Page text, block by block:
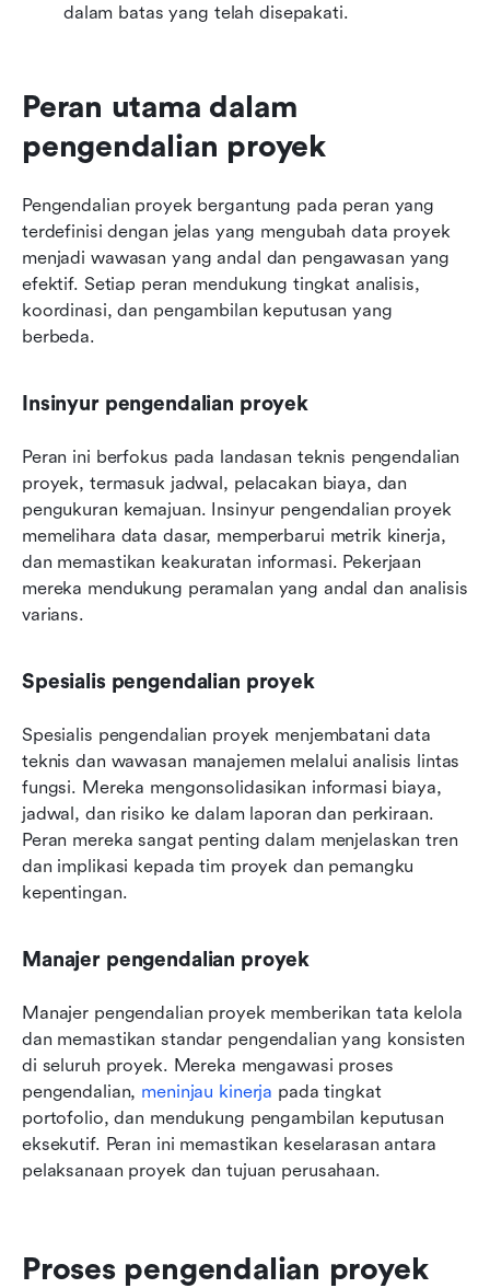
dalam batas yang telah disepakati.
Peran utama dalam
pengendalian proyek
Pengendalian proyek bergantung pada peran yang
terdefinisi dengan jelas yang mengubah data proyek
menjadi wawasan yang andal dan pengawasan yang
efektif. Setiap peran mendukung tingkat analisis,
koordinasi, dan pengambilan keputusan yang
berbeda.
Insinyur pengendalian proyek
Peran ini berfokus pada landasan teknis pengendalian
proyek, termasuk jadwal, pelacakan biaya, dan
pengukuran kemajuan. Insinyur pengendalian proyek
memelihara data dasar, memperbarui metrik kinerja,
dan memastikan keakuratan informasi. Pekerjaan
mereka mendukung peramalan yang andal dan analisis
varians.
Spesialis pengendalian proyek
Spesialis pengendalian proyek menjembatani data
teknis dan wawasan manajemen melalui analisis lintas
fungsi. Mereka mengonsolidasikan informasi biaya,
jadwal, dan risiko ke dalam laporan dan perkiraan.
Peran mereka sangat penting dalam menjelaskan tren
dan implikasi kepada tim proyek dan pemangku
kepentingan.
Manajer pengendalian proyek
Manajer pengendalian proyek memberikan tata kelola
dan memastikan standar pengendalian yang konsisten
di seluruh proyek. Mereka mengawasi proses
pengendalian, meninjau kinerja pada tingkat
portofolio, dan mendukung pengambilan keputusan
eksekutif. Peran ini memastikan keselarasan antara
pelaksanaan proyek dan tujuan perusahaan.
Proses pengendalian proyek